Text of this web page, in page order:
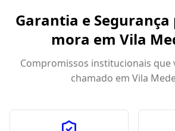
Garantia e
mora em Vila
Compromissos institucionais que
chamado em Vila